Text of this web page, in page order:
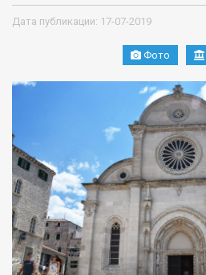
Дата публикации: 17-07-2019
Фото